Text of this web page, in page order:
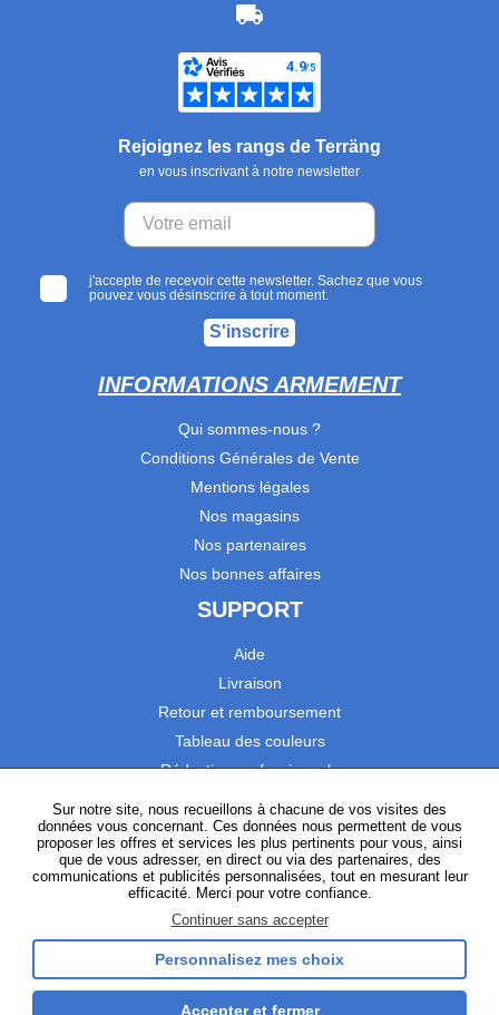
Rejoignez les rangs de Terräng
en vous inscrivant à notre newsletter
j'accepte de recevoir cette newsletter. Sachez que vous
pouvez vous désinscrire à tout moment.
S'inscrire
INFORMATIONS ARMEMENT
Qui sommes-nous ?
Conditions Générales de Vente
Mentions légales
Nos magasins
Nos partenaires
Nos bonnes affaires
SUPPORT
Aide
Livraison
Retour et remboursement
Tableau des couleurs
Réduction professionnels
Satisfaction Clients
SUIVEZ-NOUS
InstagramTikTokFacebookYouTubeLinkedIn
Sur notre site, nous recueillons à chacune de vos visites des
données vous concernant. Ces données nous permettent de vous
proposer les offres et services les plus pertinents pour vous, ainsi
que de vous adresser, en direct ou via des partenaires, des
communications et publicités personnalisées, tout en mesurant leur
efficacité. Merci pour votre confiance.
Continuer sans accepter
Personnalisez mes choix
Accepter et fermer